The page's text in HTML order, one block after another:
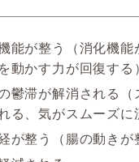
能が整う（消化機能
動かす力が回復する）
鬱滞が解消される（
る、気がスムーズに
が整う（腸の動きが